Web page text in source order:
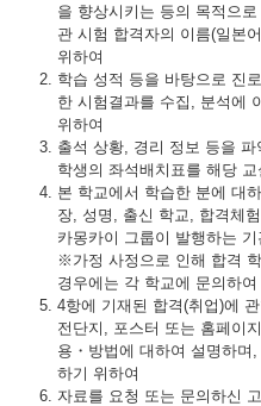
을 향상시키는 등의 목적으
관 시험 합격자의 이름(일본
위하여
학습 성적 등을 바탕으로 진
한 시험결과를 수집, 분석에
위하여
출석 상황, 경리 정보 등을
학생의 좌석배치표를 해당
본 학교에서 학습한 분에 대
장, 성명, 출신 학교, 합격체
카몽카이 그룹이 발행하는
※가정 사정으로 인해 합격
경우에는 각 학교에 문의하
4항에 기재된 합격(취업)에
전단지, 포스터 또는 홈페이
용・방법에 대하여 설명하며
하기 위하여
자료를 요청 또는 문의하신